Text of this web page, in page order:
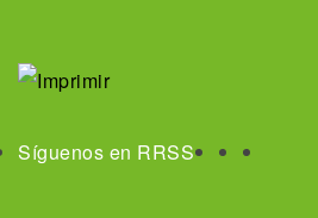
Síguenos en RRSS